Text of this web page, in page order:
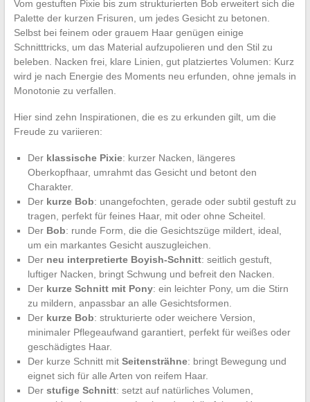
Vom gestuften Pixie bis zum strukturierten Bob erweitert sich die
Palette der kurzen Frisuren, um jedes Gesicht zu betonen.
Selbst bei feinem oder grauem Haar genügen einige
Schnitttricks, um das Material aufzupolieren und den Stil zu
beleben. Nacken frei, klare Linien, gut platziertes Volumen: Kurz
wird je nach Energie des Moments neu erfunden, ohne jemals in
Monotonie zu verfallen.
Hier sind zehn Inspirationen, die es zu erkunden gilt, um die
Freude zu variieren:
Der klassische Pixie: kurzer Nacken, längeres
Oberkopfhaar, umrahmt das Gesicht und betont den
Charakter.
Der kurze Bob: unangefochten, gerade oder subtil gestuft zu
tragen, perfekt für feines Haar, mit oder ohne Scheitel.
Der Bob: runde Form, die die Gesichtszüge mildert, ideal,
um ein markantes Gesicht auszugleichen.
Der neu interpretierte Boyish-Schnitt: seitlich gestuft,
luftiger Nacken, bringt Schwung und befreit den Nacken.
Der kurze Schnitt mit Pony: ein leichter Pony, um die Stirn
zu mildern, anpassbar an alle Gesichtsformen.
Der kurze Bob: strukturierte oder weichere Version,
minimaler Pflegeaufwand garantiert, perfekt für weißes oder
geschädigtes Haar.
Der kurze Schnitt mit Seitensträhne: bringt Bewegung und
eignet sich für alle Arten von reifem Haar.
Der stufige Schnitt: setzt auf natürliches Volumen,